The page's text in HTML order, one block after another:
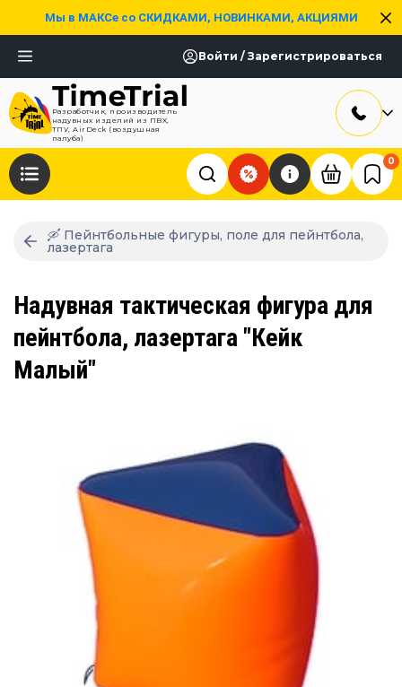
Мы в МАКСе со СКИДКАМИ, НОВИНКАМИ, АКЦИЯМИ
Войти / Зарегистрироваться
Разработчик, производитель
надувных изделий из ПВХ,
ТПУ, AirDeck (воздушная
палуба)
0
🛶 Пейнтбольные фигуры, поле для пейнтбола,
лазертага
Надувная тактическая фигура для
пейнтбола, лазертага "Кейк
Малый"